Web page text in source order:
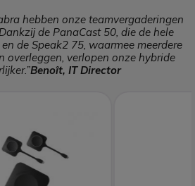
hebben onze teamvergaderingen
de PanaCast 50, die de hele
de Speak2 75, waarmee meerdere
overleggen, verlopen onze hybride
Benoît, IT Director